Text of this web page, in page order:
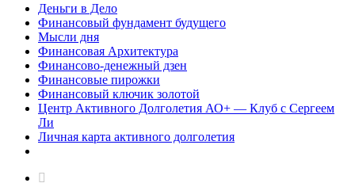
Деньги в Дело
Финансовый фундамент будущего
Мысли дня
Финансовая Архитектура
Финансово-денежный дзен
Финансовые пирожки
Финансовый ключик золотой
Центр Активного Долголетия АО+ — Клуб с Сергеем
Ли
Личная карта активного долголетия